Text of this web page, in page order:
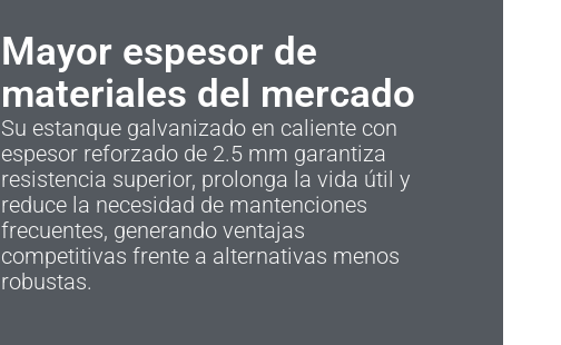
Mayor espesor de
materiales del mercado
Su estanque galvanizado en caliente con
espesor reforzado de 2.5 mm garantiza
resistencia superior, prolonga la vida útil y
reduce la necesidad de mantenciones
frecuentes, generando ventajas
competitivas frente a alternativas menos
robustas.